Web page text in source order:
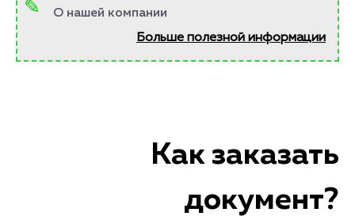
О нашей компании
Больше полезной информации
Как заказать
документ?